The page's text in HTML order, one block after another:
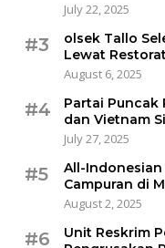
July 22, 2025
#3
olsek Tallo
Lewat
August 6, 2025
#4
Partai Puncak
dan Vietnam
July 27, 2025
#5
All-Indonesian
Campuran di
August 2, 2025
#6
Unit Reskrim